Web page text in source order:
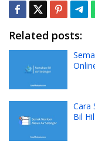
Related posts:
Cara
Bil